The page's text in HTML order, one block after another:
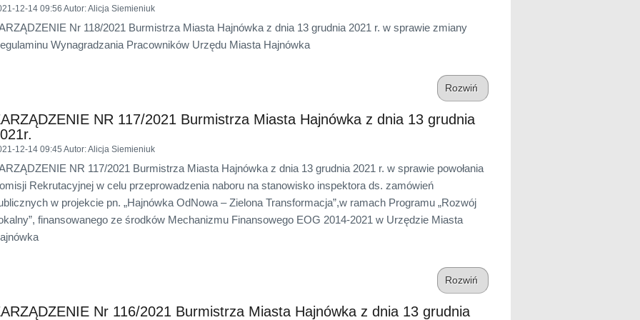
12-14 09:56 Autor: Alicja Siemieniuk
Nr 118/2021 Burmistrza Miasta Hajnówka z dnia 13 grudnia 2021 r. w sprawie zmiany
Wynagradzania Pracowników Urzędu Miasta Hajnówka
Rozwiń
NR 117/2021 Burmistrza Miasta Hajnówka z dnia 13 grudnia
12-14 09:45 Autor: Alicja Siemieniuk
NR 117/2021 Burmistrza Miasta Hajnówka z dnia 13 grudnia 2021 r. w sprawie powołania
Rekrutacyjnej w celu przeprowadzenia naboru na stanowisko inspektora ds. zamówień
w projekcie pn. „Hajnówka OdNowa – Zielona Transformacja”,w ramach Programu „Rozwój
finansowanego ze środków Mechanizmu Finansowego EOG 2014-2021 w Urzędzie Miasta
Rozwiń
Nr 116/2021 Burmistrza Miasta Hajnówka z dnia 13 grudnia